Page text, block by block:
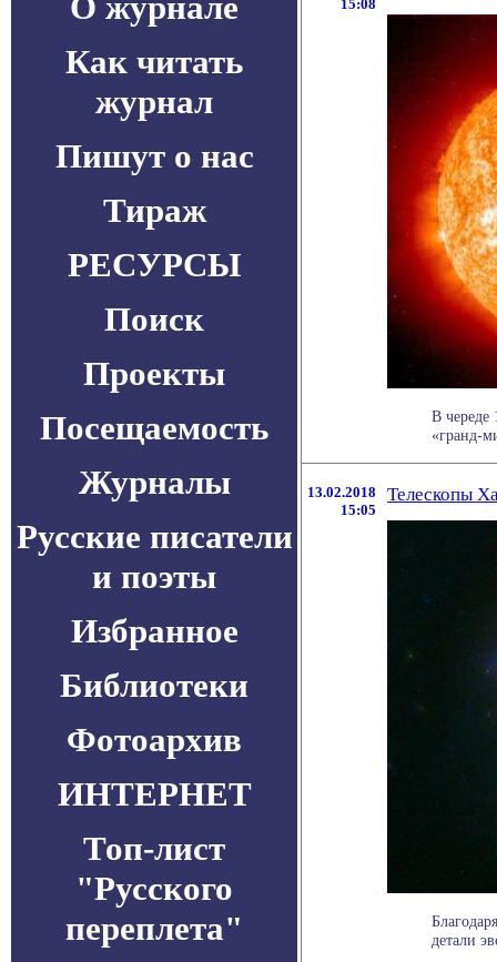
Как читать
журнал
Пишут о нас
Тираж
РЕСУРСЫ
Поиск
Проекты
Посещаемость
Журналы
Русские писатели
и поэты
Избранное
Библиотеки
Фотоархив
ИНТЕРНЕТ
Топ-лист
"Русского
переплета"
15:08
В череде
«гранд-
13.02.2018
15:05
Телескопы
детали